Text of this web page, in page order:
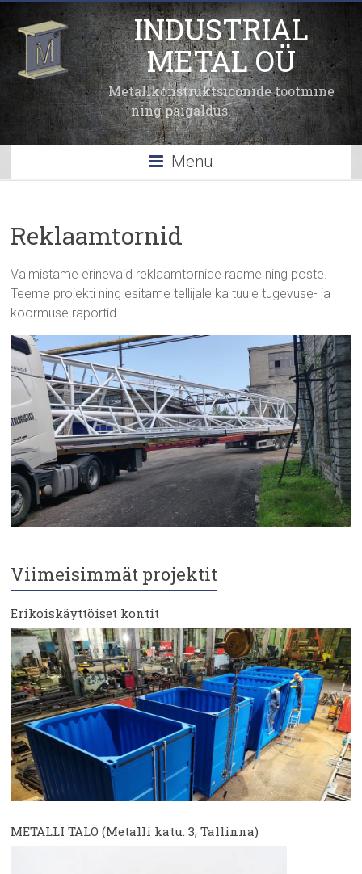
INDUSTRIAL
METAL OÜ
Metallkonstruktsioonide tootmine
ning paigaldus.
Menu
Reklaamtornid
Valmistame erinevaid reklaamtornide raame ning poste.
Teeme projekti ning esitame tellijale ka tuule tugevuse- ja
koormuse raportid.
Viimeisimmät projektit
Erikoiskäyttöiset kontit
METALLI TALO (Metalli katu. 3, Tallinna)